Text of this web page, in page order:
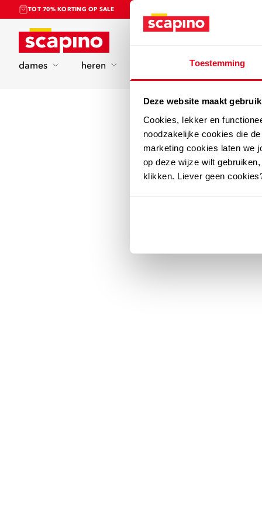
Toestemming
Deze website maakt
Cookies, lekker en
noodzakelijke cookies die
marketing cookies laten we
op deze wijze wilt
klikken. Liever geen
TOT 70% KORTING OP SALE
Home
dames heren sport